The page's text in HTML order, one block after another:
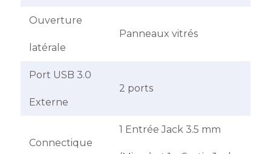
Ouverture
latérale
Panneaux vitrés
Port USB 3.0
Externe
2 ports
Connectique
1 Entrée Jack 3.5 mm